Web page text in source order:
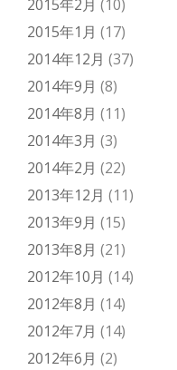
2015年2月 (10)
2015年1月 (17)
2014年12月 (37)
2014年9月 (8)
2014年8月 (11)
2014年3月 (3)
2014年2月 (22)
2013年12月 (11)
2013年9月 (15)
2013年8月 (21)
2012年10月 (14)
2012年8月 (14)
2012年7月 (14)
2012年6月 (2)